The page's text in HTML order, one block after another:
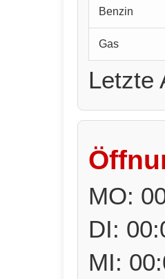
Benzin
Gas
Letzte
MO:
DI:
MI: